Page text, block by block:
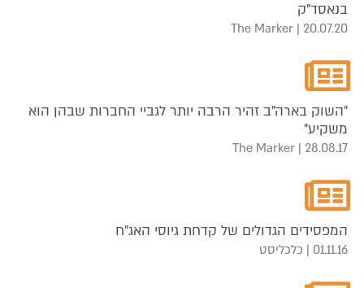
בנאסד"ק
20.07.20 | The Marker
"השוק בארה"ב זהיר הרבה יותר לגביי החברות שבהן הוא
משקיע"
28.08.17 | The Marker
המפסידים הגדולים של קדחת גיוסי האג"ח
01.11.16 | כלכליסט